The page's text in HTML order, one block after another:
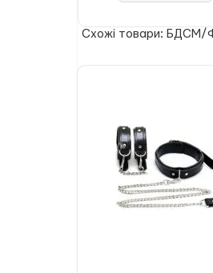
металеві
Схожі товари: БДСМ/